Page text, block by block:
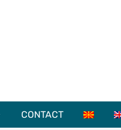
CONTACT